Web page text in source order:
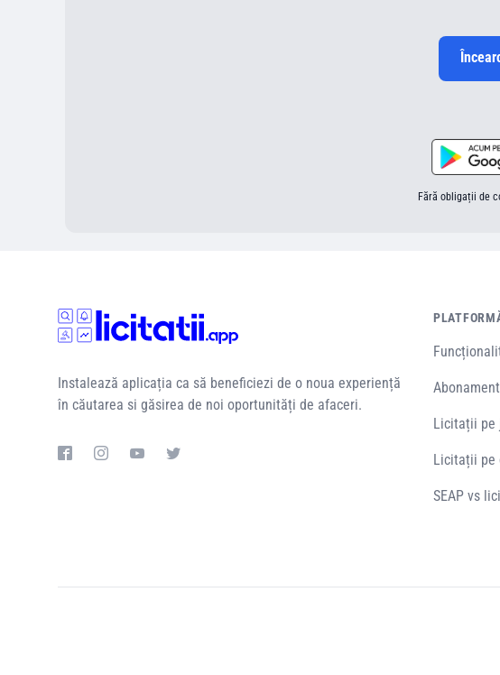
Fără obligații de
Instalează aplicația ca să beneficiezi de o noua experiență
în căutarea si găsirea de noi oportunități de afaceri.
Licitații pe
Licitații pe
SEAP vs